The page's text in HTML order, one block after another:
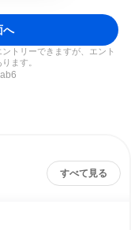
へ
トリーできますが、エント
ます。
すべて見る